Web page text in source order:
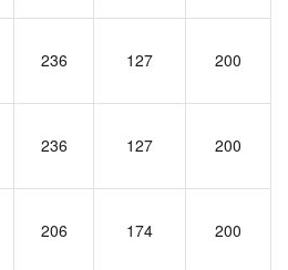
236 127 200
236 127 200
206 174 200